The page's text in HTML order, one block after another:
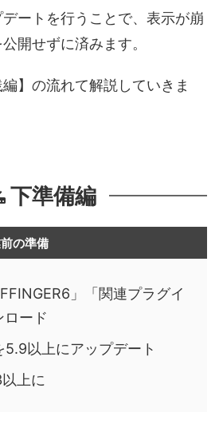
ートを行うことで、表示が崩
開せずに済みます。
編】の流れて解説していきま
下準備編
の準備
」「関連プラグイ
ロード
以上にアップデート
上に